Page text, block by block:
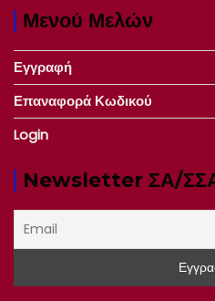
Μενού Μελών
Εγγραφή
Επαναφορά Κωδικού
Login
Newsletter ΣΑ/